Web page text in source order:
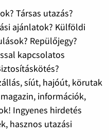
Társas utazás?
ajánlatok? Külföldi
Repülőjegy?
kapcsolatos
síút, hajóút, körutak
információk,
Ingyenes hirdetés
hasznos utazási